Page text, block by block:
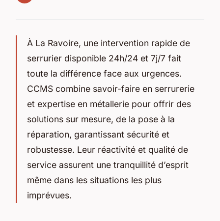
À La Ravoire, une intervention rapide de
serrurier disponible 24h/24 et 7j/7 fait
toute la différence face aux urgences.
CCMS combine savoir-faire en serrurerie
et expertise en métallerie pour offrir des
solutions sur mesure, de la pose à la
réparation, garantissant sécurité et
robustesse. Leur réactivité et qualité de
service assurent une tranquillité d’esprit
même dans les situations les plus
imprévues.